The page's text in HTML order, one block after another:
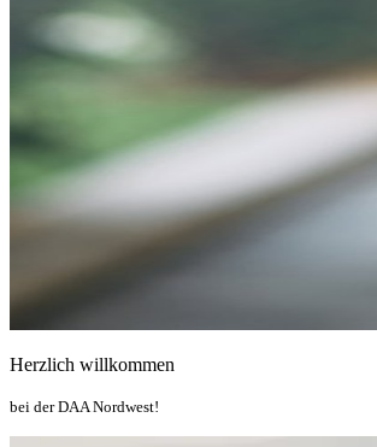
Herzlich willkommen
bei der DAA Nordwest!